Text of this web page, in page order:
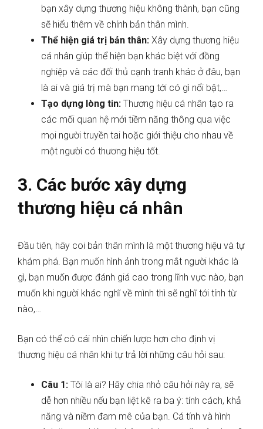
bạn xây dựng thương hiệu không thành, bạn cũng
sẽ hiểu thêm về chính bản thân mình.
Thể hiện giá trị bản thân: Xây dựng thương hiệu
cá nhân giúp thể hiện bạn khác biệt với đồng
nghiệp và các đối thủ cạnh tranh khác ở đâu, bạn
là ai và giá trị mà bạn mang tới có gì nổi bật,…
Tạo dựng lòng tin: Thương hiệu cá nhân tạo ra
các mối quan hệ mới tiềm năng thông qua việc
mọi người truyền tai hoặc giới thiệu cho nhau về
một người có thương hiệu tốt.
3. Các bước xây dựng
thương hiệu cá nhân
Đầu tiên, hãy coi bản thân mình là một thương hiệu và tự
khám phá. Bạn muốn hình ảnh trong mắt người khác là
gì, bạn muốn được đánh giá cao trong lĩnh vực nào, bạn
muốn khi người khác nghĩ về mình thì sẽ nghĩ tới tính từ
nào,…
Bạn có thể có cái nhìn chiến lược hơn cho định vị
thương hiệu cá nhân khi tự trả lời những câu hỏi sau:
Câu 1: Tôi là ai? Hãy chia nhỏ câu hỏi này ra, sẽ
dễ hơn nhiều nếu bạn liệt kê ra ba ý: tính cách, khả
năng và niềm đam mê của bạn. Cá tính và hình